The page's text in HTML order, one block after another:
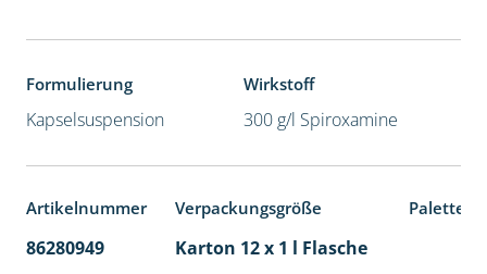
Formulierung
Kapselsuspension
Wirkstoff
300 g/l Spiroxamine
Artikelnummer Verpackungsgröße
86280949 Karton 12 x 1 l Flasche